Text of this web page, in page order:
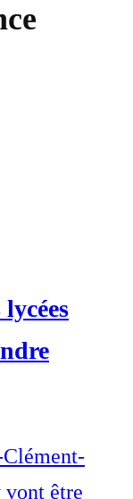
vont être